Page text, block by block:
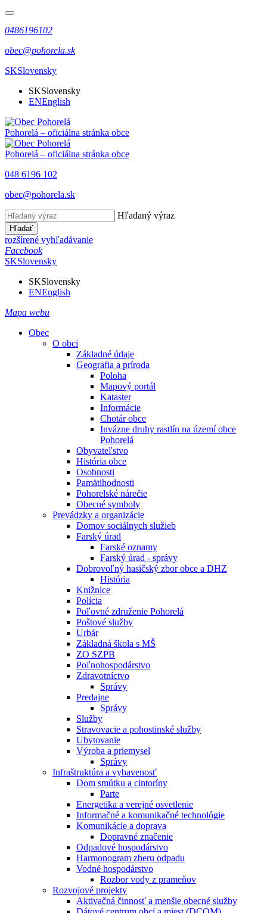
0486196102
obec@pohorela.sk
SKSlovensky
SKSlovensky
ENEnglish
Pohorelá – oficiálna stránka obce
Pohorelá – oficiálna stránka obce
048 6196 102
obec@pohorela.sk
Hľadaný výraz
Hľadať
rozšírené vyhľadávanie
Facebook
SKSlovensky
SKSlovensky
ENEnglish
Mapa webu
Obec
O obci
Základné údaje
Geografia a príroda
Poloha
Mapový portál
Kataster
Informácie
Chotár obce
Invázne druhy rastlín na území obce
Pohorelá
Obyvateľstvo
História obce
Osobnosti
Pamätihodnosti
Pohorelské nárečie
Obecné symboly
Prevádzky a organizácie
Domov sociálnych služieb
Farský úrad
Farské oznamy
Farský úrad - správy
Dobrovoľný hasičský zbor obce a DHZ
História
Knižnice
Polícia
Poľovné združenie Pohorelá
Poštové služby
Urbár
Základná škola s MŠ
ZO SZPB
Poľnohospodárstvo
Zdravotníctvo
Správy
Predajne
Správy
Služby
Stravovacie a pohostinské služby
Ubytovanie
Výroba a priemysel
Správy
Infraštruktúra a vybavenosť
Dom smútku a cintoríny
Parte
Energetika a verejné osvetlenie
Informačné a komunikačné technológie
Komunikácie a doprava
Dopravné značenie
Odpadové hospodárstvo
Harmonogram zberu odpadu
Vodné hospodárstvo
Rozbor vody z prameňov
Rozvojové projekty
Aktivačná činnosť a menšie obecné služby